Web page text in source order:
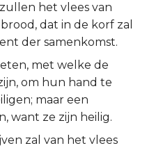
het vlees van
dat in de korf zal
der samenkomst.
met welke de
om hun hand te
maar een
want ze zijn heilig.
zal van het vlees